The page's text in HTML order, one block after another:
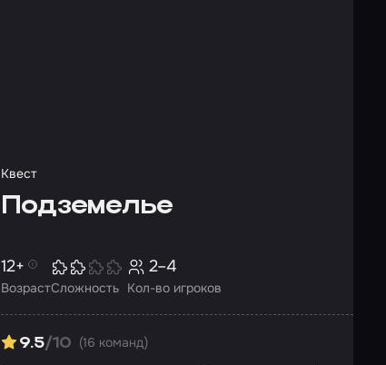
Квест
Подземелье
Возраст
12+
Сложность Кол-во игроков
2–4
9.5/10 (16 команд)